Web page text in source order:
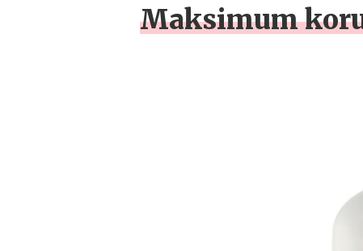
Maksimum